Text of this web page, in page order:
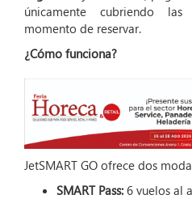
únicamente cubriendo
momento de reservar.
¿Cómo funciona?
JetSMART GO ofrece dos
SMART Pass: 6 vuelos al